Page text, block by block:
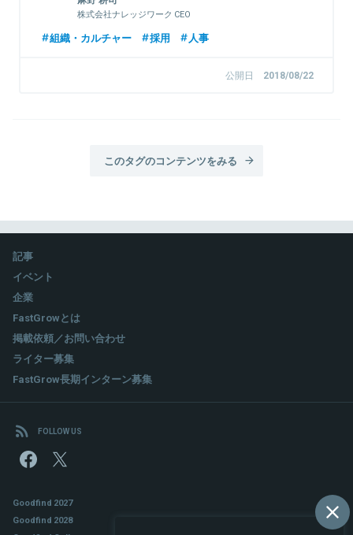
株式会社ナレッジワーク CEO
組織・カルチャー 採用 人事
公開日 2018/08/22
このタグのコンテンツをみる
記事
イベント
企業
FastGrowとは
掲載依頼／お問い合わせ
ライター募集
FastGrow長期インターン募集
FOLLOW US
Goodfind 2027
Goodfind 2028